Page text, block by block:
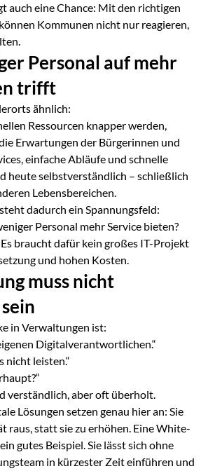
auch eine Chance: Mit den richtigen
Kommunen nicht nur reagieren,
Personal auf mehr
trifft
ähnlich:
Ressourcen knapper werden,
Erwartungen der Bürgerinnen und
einfache Abläufe und schnelle
heute selbstverständlich – schließlich
Lebensbereichen.
dadurch ein Spannungsfeld:
Personal mehr Service bieten?
braucht dafür kein großes IT-Projekt
und hohen Kosten.
muss nicht
in Verwaltungen ist:
Digitalverantwortlichen.“
nicht leisten.“
verständlich, aber oft überholt.
Lösungen setzen genau hier an: Sie
raus, statt sie zu erhöhen. Eine White-
gutes Beispiel. Sie lässt sich ohne
in kürzester Zeit einführen und